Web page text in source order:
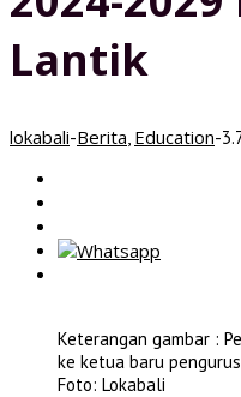
Lantik
lokabali-Berita Education-
Keterangan gambar :
ke ketua baru
Foto: Lokabali